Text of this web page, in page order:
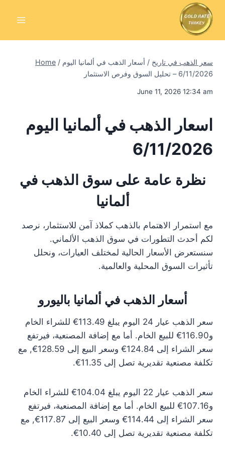
Home / سعر الذهب في تاريخ / أسعار الذهب في ألمانيا اليوم
6/11/2026 – تحليل السوق وفرص الاستثمار
June 11, 2026 12:34 am
اسعار الذهب في ألمانيا اليوم
6/11/2026
نظرة عامة على سوق الذهب في
ألمانيا
مع استمرار الاهتمام بالذهب كملاذ آمن للاستثمار، نرصد
لكم أحدث التطورات في سوق الذهب الألماني.
سنستعرض الأسعار الحالية لمختلف العيارات، ونحلل
تأثيرات السوق المحلية والعالمية.
أسعار الذهب في ألمانيا باليورو
سعر الذهب عيار 24 اليوم يبلغ 113.49€ للشراء الخام
و116.90€ للبيع الخام. أما مع إضافة المصنعية، فيرتفع
سعر الشراء إلى 124.84€ وسعر البيع إلى 128.59€, مع
تكلفة مصنعية تقديرية تصل إلى 11.35€.
سعر الذهب عيار 22 اليوم يبلغ 104.04€ للشراء الخام
و107.16€ للبيع الخام. أما مع إضافة المصنعية، فيرتفع
سعر الشراء إلى 114.44€ وسعر البيع إلى 117.87€, مع
تكلفة مصنعية تقديرية تصل إلى 10.40€.